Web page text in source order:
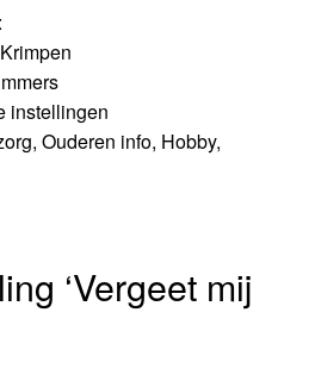
instellingen
Ouderen info, Hobby,
‘Vergeet mij